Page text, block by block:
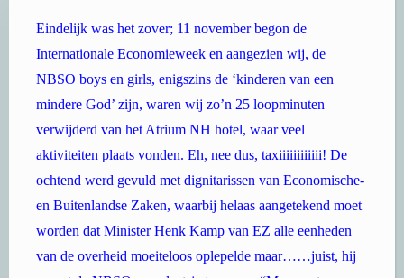
Eindelijk was het zover; 11 november begon de
Internationale Economieweek en aangezien wij, de
NBSO boys en girls, enigszins de ‘kinderen van een
mindere God’ zijn, waren wij zo’n 25 loopminuten
verwijderd van het Atrium NH hotel, waar veel
aktiviteiten plaats vonden. Eh, nee dus, taxiiiiiiiiiiii! De
ochtend werd gevuld met dignitarissen van Economische-
en Buitenlandse Zaken, waarbij helaas aangetekend moet
worden dat Minister Henk Kamp van EZ alle eenheden
van de overheid moeiteloos oplepelde maar……juist, hij